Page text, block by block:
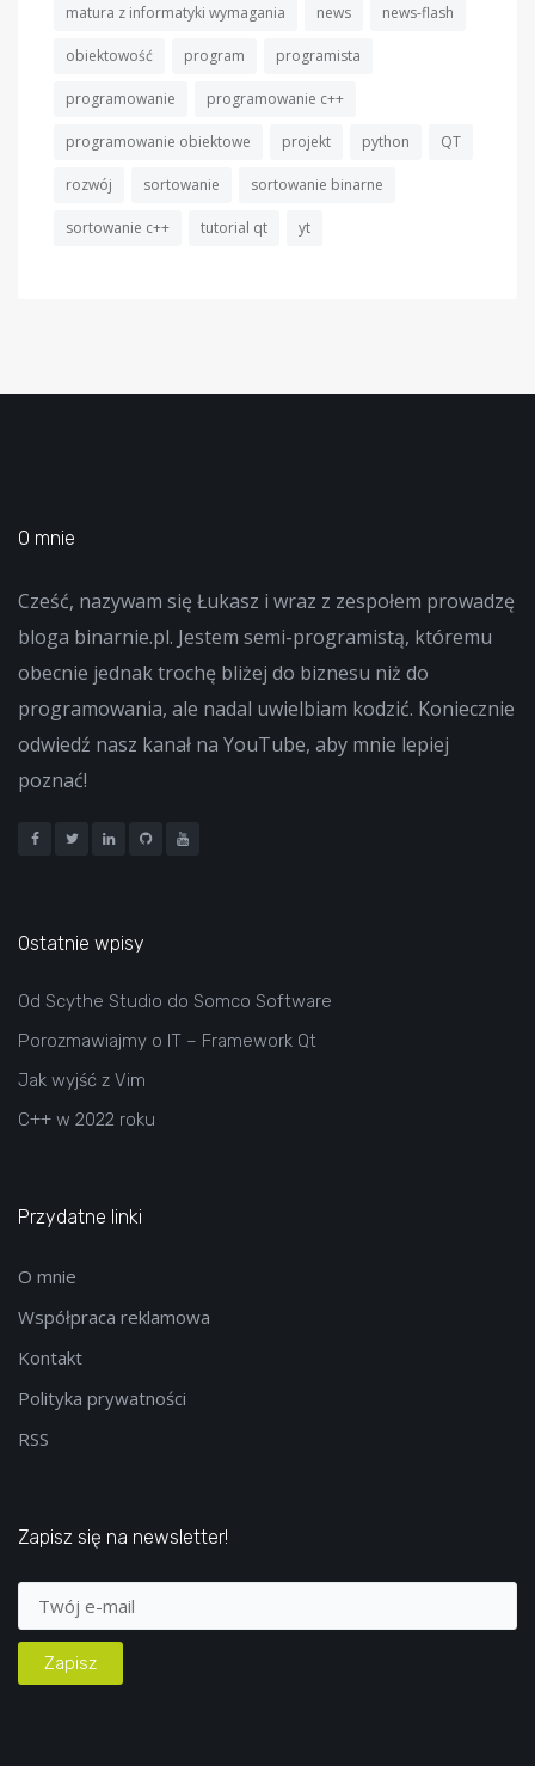
matura z informatyki wymagania news news-flash
obiektowość program programista
programowanie programowanie c++
programowanie obiektowe projekt python QT
rozwój sortowanie sortowanie binarne
sortowanie c++ tutorial qt yt
O mnie
Cześć, nazywam się Łukasz i wraz z zespołem prowadzę
bloga binarnie.pl. Jestem semi-programistą, któremu
obecnie jednak trochę bliżej do biznesu niż do
programowania, ale nadal uwielbiam kodzić. Koniecznie
odwiedź nasz kanał na YouTube, aby mnie lepiej
poznać!
Ostatnie wpisy
Od Scythe Studio do Somco Software
Porozmawiajmy o IT – Framework Qt
Jak wyjść z Vim
C++ w 2022 roku
Przydatne linki
O mnie
Współpraca reklamowa
Kontakt
Polityka prywatności
RSS
Zapisz się na newsletter!